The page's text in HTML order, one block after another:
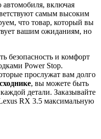
автомобиля, включая
самым высоким
что товар, который вы
вашим ожиданиям, но
безопасность и комфорт
Power Stop.
прослужат вам долго
, вы можете быть
детали. Заказывайте
RX 3.5 максимальную